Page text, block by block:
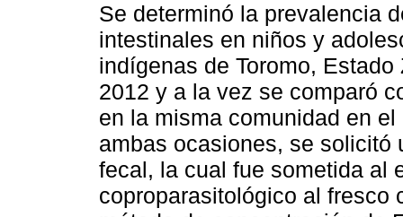
Se determinó la prevalencia
intestinales en niños y
indígenas de Toromo,
2012 y a la vez se comparó
en la misma comunidad en
ambas ocasiones, se solicitó
fecal, la cual fue sometida al
coproparasitológico al fresco